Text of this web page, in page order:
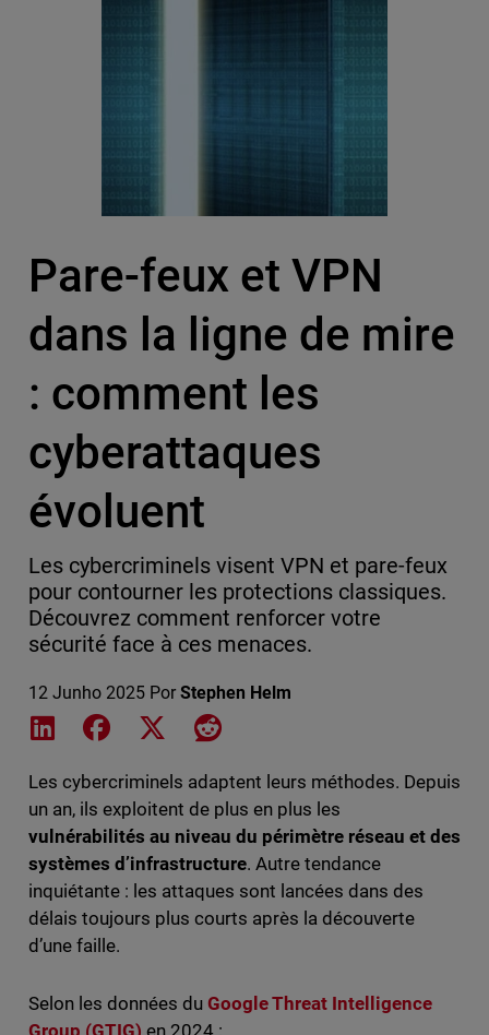
Pare-feux et VPN
dans la ligne de mire
: comment les
cyberattaques
évoluent
Les cybercriminels visent VPN et pare-feux
pour contourner les protections classiques.
Découvrez comment renforcer votre
sécurité face à ces menaces.
12 Junho 2025 Por Stephen Helm
Share on LinkedIn
Share on Facebook
Share on XShare on Reddit
Les cybercriminels adaptent leurs méthodes. Depuis
un an, ils exploitent de plus en plus les
vulnérabilités au niveau du périmètre réseau et des
systèmes d’infrastructure. Autre tendance
inquiétante : les attaques sont lancées dans des
délais toujours plus courts après la découverte
d’une faille.
Selon les données du Google Threat Intelligence